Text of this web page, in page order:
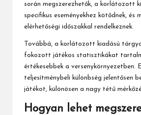
során megszerezhetők, a korlátozott
specifikus eseményekhez kötődnek,
elérhetőségi időszakkal rendelkeznek.
Továbbá, a korlátozott kiadású
fokozott játékos statisztikákat
értékesebbek a versenykörnyezetben.
teljesítménybeli különbség jelentősen
játékot, különösen a nagy tétű
Hogyan lehet